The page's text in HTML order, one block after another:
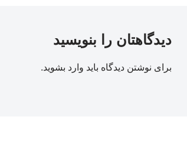
دیدگاهتان را بنویسید
برای نوشتن دیدگاه باید وارد بشوید.